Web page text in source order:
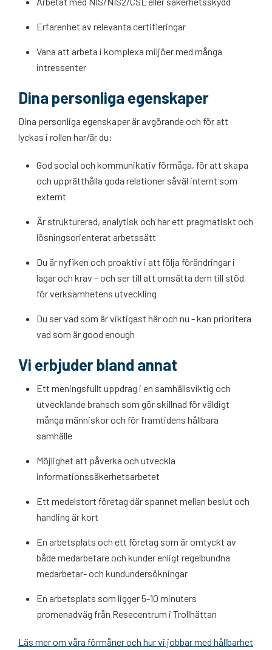
Erfarenhet av relevanta certifieringar
Vana att arbeta i komplexa miljöer med många
intressenter
Dina personliga egenskaper
Dina personliga egenskaper är avgörande och för att
lyckas i rollen har/är du:
God social och kommunikativ förmåga, för att skapa
och upprätthålla goda relationer såväl internt som
externt
Är strukturerad, analytisk och har ett pragmatiskt och
lösningsorienterat arbetssätt
Du är nyfiken och proaktiv i att följa förändringar i
lagar och krav – och ser till att omsätta dem till stöd
för verksamhetens utveckling
Du ser vad som är viktigast här och nu - kan prioritera
vad som är good enough
Vi erbjuder bland annat
Ett meningsfullt uppdrag i en samhällsviktig och
utvecklande bransch som gör skillnad för väldigt
många människor och för framtidens hållbara
samhälle
Möjlighet att påverka och utveckla
informationssäkerhetsarbetet
Ett medelstort företag där spannet mellan beslut och
handling är kort
En arbetsplats och ett företag som är omtyckt av
både medarbetare och kunder enligt regelbundna
medarbetar- och kundundersökningar
En arbetsplats som ligger 5-10 minuters
promenadväg från Resecentrum i Trollhättan
Läs mer om våra förmåner och hur vi jobbar med hållbarhet